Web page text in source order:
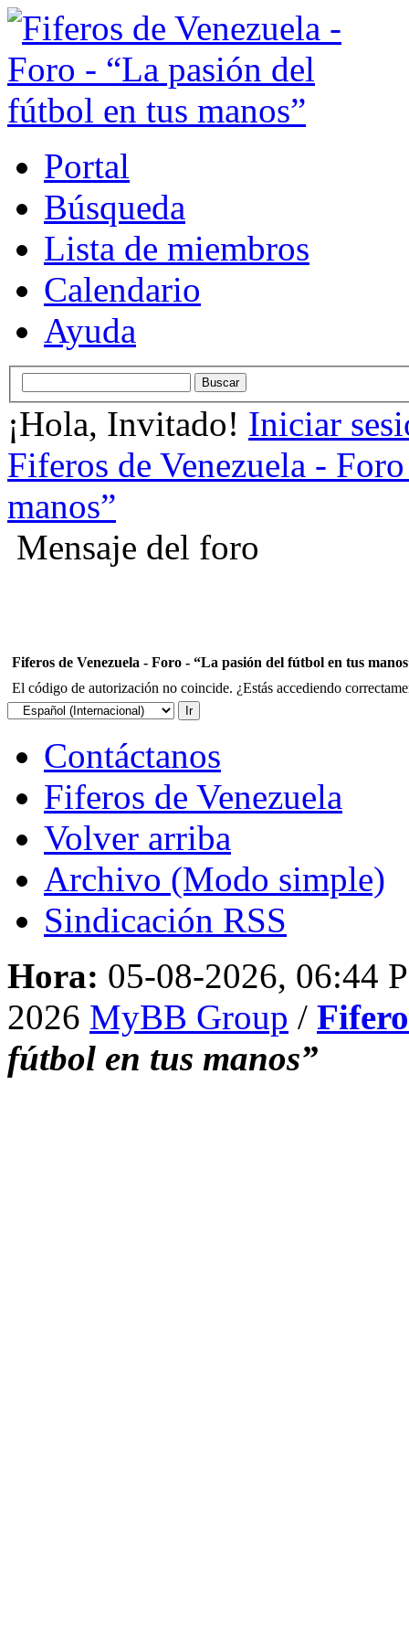
Portal
Búsqueda
Lista de miembros
Calendario
Ayuda
¡Hola, Invitado! Iniciar
Fiferos de Venezuela -
manos”
Mensaje del foro
Fiferos de Venezuela - Foro - “La pasión del fútbol en tus
El código de autorización no coincide. ¿Estás accediendo
Contáctanos
Fiferos de Venezuela
Volver arriba
Archivo (Modo simple)
Sindicación RSS
Hora: 05-08-2026, 06:44
2026 MyBB Group /
fútbol en tus manos”